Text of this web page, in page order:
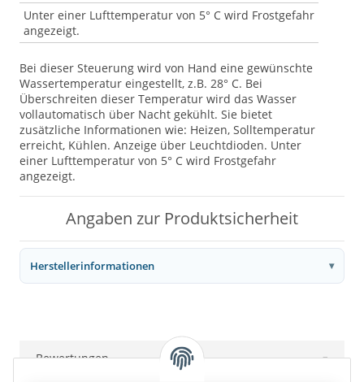
Unter einer Lufttemperatur von 5° C wird Frostgefahr
angezeigt.
Bei dieser Steuerung wird von Hand eine gewünschte
Wassertemperatur eingestellt, z.B. 28° C. Bei
Überschreiten dieser Temperatur wird das Wasser
vollautomatisch über Nacht gekühlt. Sie bietet
zusätzliche Informationen wie: Heizen, Solltemperatur
erreicht, Kühlen. Anzeige über Leuchtdioden. Unter
einer Lufttemperatur von 5° C wird Frostgefahr
angezeigt.
Angaben zur Produktsicherheit
Herstellerinformationen
Bewertungen